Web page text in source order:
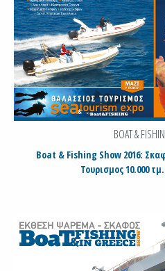
BOAT &
Boat & Fishing Show 2016:
Τουρισμος 10.000